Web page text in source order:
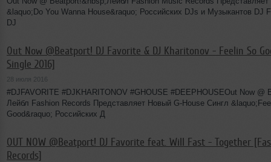
&laquo;Do You Wanna House&raquo; Российских DJs и Музыкантов DJ
DJ
Out Now @Beatport! DJ Favorite & DJ Kharitonov - Feelin So
Single 2016]
28 июля 2016
#DJFAVORITE #DJKHARITONOV #GHOUSE #DEEPHOUSEOut Now @
Лейбл Fashion Records Представляет Новый G-House Сингл
Good&raquo; Российских Д
OUT NOW @Beatport! DJ Favorite feat. Will Fast - Together
Records]